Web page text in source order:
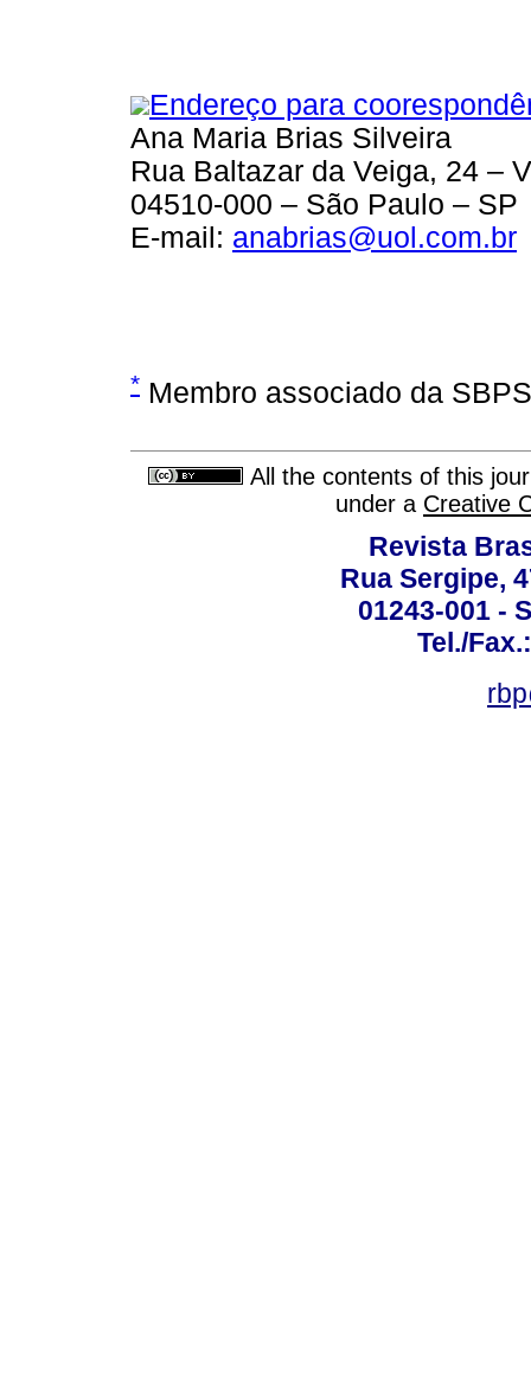
Endereço para
Ana Maria Brias Silveira
Rua Baltazar da Veiga, 24 –
04510-000 – São Paulo – SP
E-mail: anabrias@uol.com.br
* Membro associado da
All the contents of this
under a Creative
Revista
Rua Sergipe,
01243-001 -
Tel./